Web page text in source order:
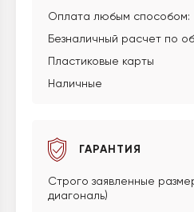
Оплата любым способом:
Безналичный расчет по
Пластиковые карты
Наличные
ГАРАНТИЯ
Строго заявленные
диагональ)